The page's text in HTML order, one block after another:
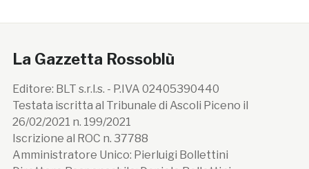
La Gazzetta Rossoblù
Editore: BLT s.r.l.s. - P.IVA 02405390440
Testata iscritta al Tribunale di Ascoli Piceno il
26/02/2021 n. 199/2021
Iscrizione al ROC n. 37788
Amministratore Unico: Pierluigi Bollettini